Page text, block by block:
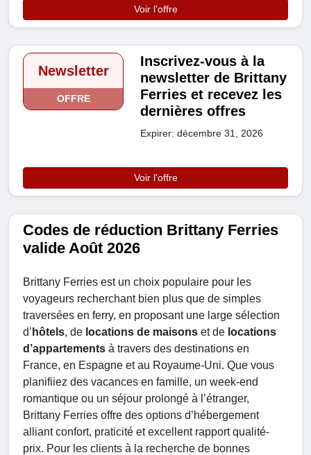
Voir l'offre
Newsletter
OFFRE
Inscrivez-vous à la
newsletter de Brittany
Ferries et recevez les
dernières offres
Expirer: décembre 31, 2026
Voir l'offre
Codes de réduction Brittany Ferries
valide Août 2026
Brittany Ferries est un choix populaire pour les
voyageurs recherchant bien plus que de simples
traversées en ferry, en proposant une large sélection
d’ hôtels, de locations de maisons et de locations
d’appartements à travers des destinations en
France, en Espagne et au Royaume-Uni. Que vous
planifiiez des vacances en famille, un week-end
romantique ou un séjour prolongé à l’étranger,
Brittany Ferries offre des options d’hébergement
alliant confort, praticité et excellent rapport qualité-
prix. Pour les clients à la recherche de bonnes